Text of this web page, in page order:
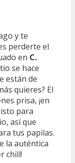
y te
perderte el
en C.
se hace
están de
quieres? El
prisa, ¡en
para
así que
tus papilas.
la auténtica
chill!